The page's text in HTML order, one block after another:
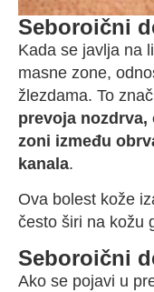
Seboroični
Kada se javlja na
masne zone,
žlezdama. To
prevoja
zoni između
kanala.
Ova bolest kože
često širi na kožu
Seboroični
Ako se pojavi u